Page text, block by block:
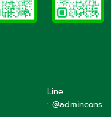
Line
: @admincons